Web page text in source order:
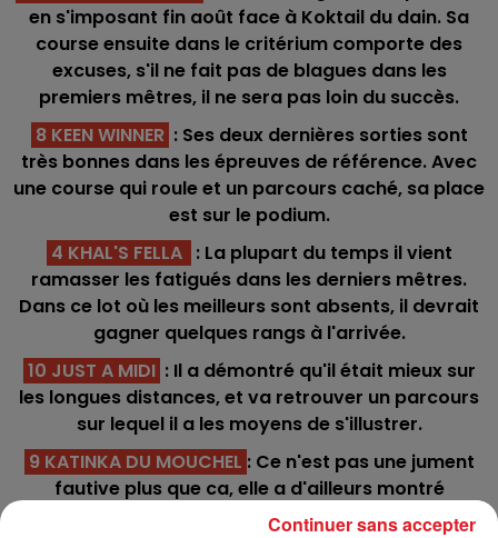
en s'imposant fin août face à Koktail du dain. Sa
course ensuite dans le critérium comporte des
excuses, s'il ne fait pas de blagues dans les
premiers mêtres, il ne sera pas loin du succès.
8 KEEN WINNER : Ses deux dernières sorties sont
très bonnes dans les épreuves de référence. Avec
une course qui roule et un parcours caché, sa place
est sur le podium.
4 KHAL'S FELLA : La plupart du temps il vient
ramasser les fatigués dans les derniers mêtres.
Dans ce lot où les meilleurs sont absents, il devrait
gagner quelques rangs à l'arrivée.
10 JUST A MIDI : Il a démontré qu'il était mieux sur
les longues distances, et va retrouver un parcours
sur lequel il a les moyens de s'illustrer.
9 KATINKA DU MOUCHEL : Ce n'est pas une jument
fautive plus que ca, elle a d'ailleurs montré
plusieurs fois sa qualité en s'imposant. Elle a des
Continuer sans accepter